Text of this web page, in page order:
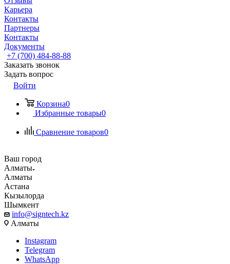
Карьера
Контакты
Партнеры
Контакты
Документы
+7 (700) 484-88-88
Заказать звонок
Задать вопрос
Войти
Корзина0
Избранные товары0
Сравнение товаров0
Ваш город
Алматы
Алматы
Астана
Кызылорда
Шымкент
info@signtech.kz
Алматы
Instagram
Telegram
WhatsApp